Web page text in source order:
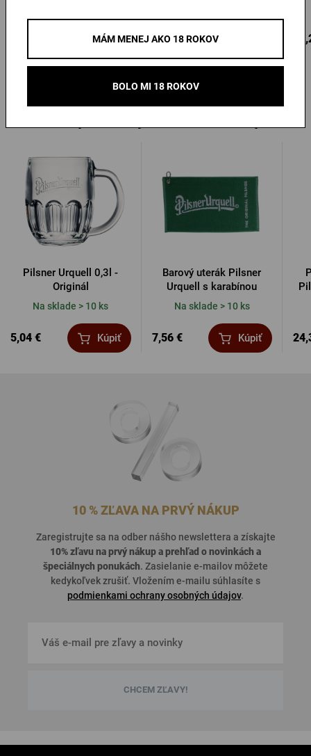
Kúpiť 56,73 €
Pilsner Urquell 0,3l -
Originál
Na sklade > 10 ks
5,04 € Kúpiť
Barový uterák Pilsner
Urquell s karabínou
Na sklade > 10 ks
7,56 € Kúpiť
10 % ZĽAVA NA PRVÝ NÁKUP
Zaregistrujte sa na odber nášho newslettera a získajte
10% zľavu na prvý nákup a prehľad onovinkách a
špeciálnych ponukách. Zasielanie e-mailov môžete
kedykoľvek zrušiť. Vložením e-mailu súhlasíte s
podmienkami ochrany osobných údajov.
CHCEM ZĽAVY!
MÁM MENEJ AKO 18 ROKOV
BOLO MI 18 ROKOV